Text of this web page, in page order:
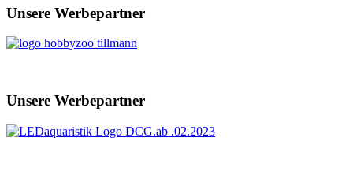
Unsere Werbepartner
Unsere Werbepartner